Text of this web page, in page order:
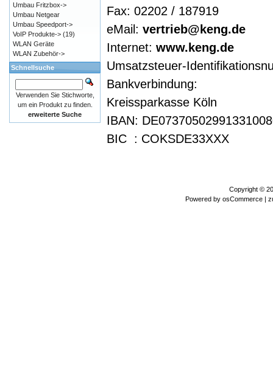
Fax: 02202 / 187919
eMail: vertrieb@keng.de
Internet: www.keng.de
Umsatzsteuer-
Bankverbindung:
Kreissparkasse Köln
IBAN:
BIC : COKSDE33XXX
Umbau Fritzbox->
Umbau Netgear
Umbau Speedport->
VoIP Produkte-> (19)
WLAN Geräte
WLAN Zubehör->
Schnellsuche
Verwenden Sie Stichworte,
um ein Produkt zu finden.
erweiterte Suche
Copyright ©
Powered by osCommerce |